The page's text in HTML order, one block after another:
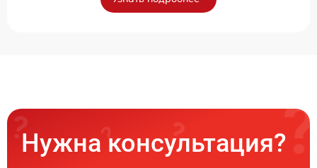
Нужна консультация?